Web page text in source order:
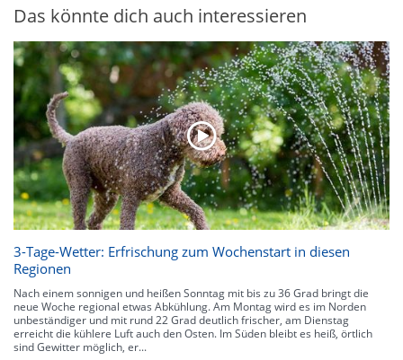
Das könnte dich auch interessieren
3-Tage-Wetter: Erfrischung zum Wochenstart in diesen
Regionen
Nach einem sonnigen und heißen Sonntag mit bis zu 36 Grad bringt die
neue Woche regional etwas Abkühlung. Am Montag wird es im Norden
unbeständiger und mit rund 22 Grad deutlich frischer, am Dienstag
erreicht die kühlere Luft auch den Osten. Im Süden bleibt es heiß, örtlich
sind Gewitter möglich, er...